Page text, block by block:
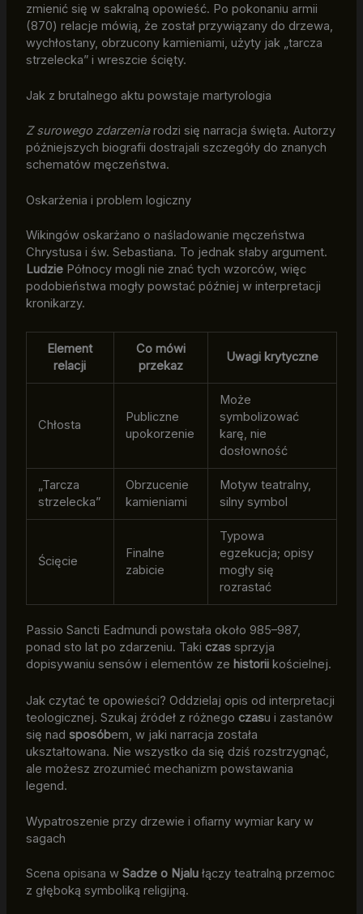
zmienić się w sakralną opowieść. Po pokonaniu armii
(870) relacje mówią, że został przywiązany do drzewa,
wychłostany, obrzucony kamieniami, użyty jak „tarcza
strzelecka” i wreszcie ścięty.
Jak z brutalnego aktu powstaje martyrologia
Z surowego zdarzeniarodzi się narracja święta. Autorzy
późniejszych biografii dostrajali szczegóły do znanych
schematów męczeństwa.
Oskarżenia i problem logiczny
Wikingów oskarżano o naśladowanie męczeństwa
Chrystusa i św. Sebastiana. To jednak słaby argument.
LudziePółnocy mogli nie znać tych wzorców, więc
podobieństwa mogły powstać później w interpretacji
kronikarzy.
Element
relacji
Co mówi
przekaz
Uwagi krytyczne
Chłosta
Publiczne
upokorzenie
Może
symbolizować
karę, nie
dosłowność
„Tarcza
strzelecka”
Obrzucenie
kamieniami
Motyw teatralny,
silny symbol
Ścięcie
Finalne
zabicie
Typowa
egzekucja; opisy
mogły się
rozrastać
Passio Sancti Eadmundi powstała około 985–987,
ponad sto lat po zdarzeniu. Taki czassprzyja
dopisywaniu sensów i elementów ze historiikościelnej.
Jak czytać te opowieści? Oddzielaj opis od interpretacji
teologicznej. Szukaj źródeł z różnego czasu i zastanów
się nad sposóbem, w jaki narracja została
ukształtowana. Nie wszystko da się dziś rozstrzygnąć,
ale możesz zrozumieć mechanizm powstawania
legend.
Wypatroszenie przy drzewie i ofiarny wymiar kary w
sagach
Scena opisana w Sadze o Njalułączy teatralną przemoc
z głęboką symboliką religijną.